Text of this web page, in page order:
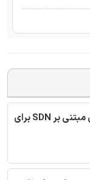
ترجمه مقاله امنیت انتقال داده های مبتنی بر SDN برای